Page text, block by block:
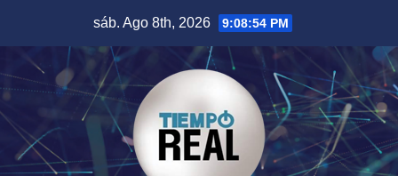
contenido
sáb. Ago 8th, 2026 9:08:55 PM